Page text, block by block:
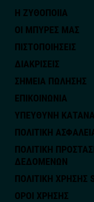
Η ΖΥΘΟΠΟΙΙΑ
ΟΙ ΜΠΥΡΕΣ ΜΑΣ
ΠΙΣΤΟΠΟΙΗΣΕΙΣ
ΔΙΑΚΡΙΣΕΙΣ
ΣΗΜΕΙΑ ΠΩΛΗΣΗΣ
ΕΠΙΚΟΙΝΩΝΙΑ
ΥΠΕΥΘΥΝΗ
ΠΟΛΙΤΙΚΗ
ΠΟΛΙΤΙΚΗ
ΔΕΔΟΜΕΝΩΝ
ΠΟΛΙΤΙΚΗ ΧΡΗΣΗΣ
ΟΡΟΙ ΧΡΗΣΗΣ